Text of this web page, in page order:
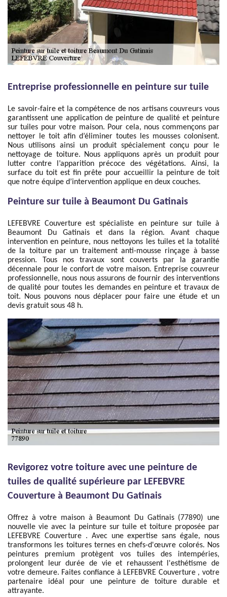
Entreprise professionnelle en peinture sur tuile
Le savoir-faire et la compétence de nos artisans couvreurs vous
garantissent une application de peinture de qualité et peinture
sur tuiles pour votre maison. Pour cela, nous commençons par
nettoyer le toit afin d’éliminer toutes les mousses colonisent.
Nous utilisons ainsi un produit spécialement conçu pour le
nettoyage de toiture. Nous appliquons après un produit pour
lutter contre l’apparition précoce des végétations. Ainsi, la
surface du toit est fin prête pour accueillir la peinture de toit
que notre équipe d’intervention applique en deux couches.
Peinture sur tuile à Beaumont Du Gatinais
LEFEBVRE Couverture est spécialiste en peinture sur tuile à
Beaumont Du Gatinais et dans la région. Avant chaque
intervention en peinture, nous nettoyons les tuiles et la totalité
de la toiture par un traitement anti-mousse rinçage à basse
pression. Tous nos travaux sont couverts par la garantie
décennale pour le confort de votre maison. Entreprise couvreur
professionnelle, nous nous assurons de fournir des interventions
de qualité pour toutes les demandes en peinture et travaux de
toit. Nous pouvons nous déplacer pour faire une étude et un
devis gratuit sous 48 h.
Revigorez votre toiture avec une peinture de
tuiles de qualité supérieure par LEFEBVRE
Couverture à Beaumont Du Gatinais
Offrez à votre maison à Beaumont Du Gatinais (77890) une
nouvelle vie avec la peinture sur tuile et toiture proposée par
LEFEBVRE Couverture . Avec une expertise sans égale, nous
transformons les toitures ternes en chefs-d'œuvre colorés. Nos
peintures premium protègent vos tuiles des intempéries,
prolongent leur durée de vie et rehaussent l'esthétisme de
votre demeure. Faites confiance à LEFEBVRE Couverture , votre
partenaire idéal pour une peinture de toiture durable et
attrayante.